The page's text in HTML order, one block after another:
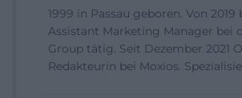
1999 in Passau geboren. Von 2019
Assistant Marketing Manager bei
Group tätig. Seit Dezember 2021
Redakteurin bei Moxios.